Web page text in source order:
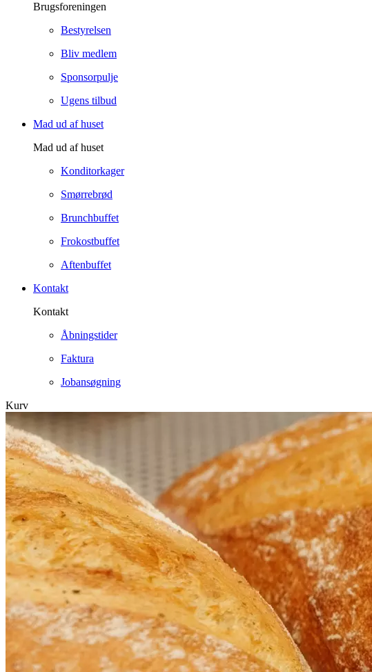
Brugsforeningen
Bestyrelsen
Bliv medlem
Sponsorpulje
Ugens tilbud
Mad ud af huset
Mad ud af huset
Konditorkager
Smørrebrød
Brunchbuffet
Frokostbuffet
Aftenbuffet
Kontakt
Kontakt
Åbningstider
Faktura
Jobansøgning
Kurv